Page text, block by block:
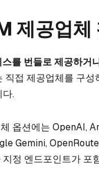
제공업체
를 번들로 제공하거
직접 제공업체를 구성
다.
옵션에는 OpenAI,
Gemini,
정 엔드포인트가 포